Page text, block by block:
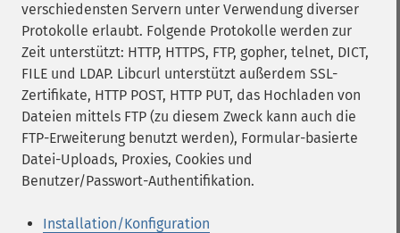
verschiedensten Servern unter Verwendung diverser
Protokolle erlaubt. Folgende Protokolle werden zur
Zeit unterstützt: HTTP, HTTPS, FTP, gopher, telnet, DICT,
FILE und LDAP. Libcurl unterstützt außerdem SSL-
Zertifikate, HTTP POST, HTTP PUT, das Hochladen von
Dateien mittels FTP (zu diesem Zweck kann auch die
FTP-Erweiterung benutzt werden), Formular-basierte
Datei-Uploads, Proxies, Cookies und
Benutzer/Passwort-Authentifikation.
Installation/Konfiguration